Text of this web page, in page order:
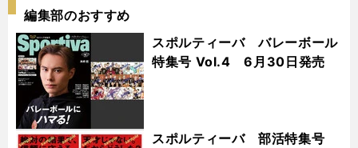
編集部のおすすめ
スポルティーバ バレーボール
特集号 Vol.4 6月30日発売
スポルティーバ 部活特集号